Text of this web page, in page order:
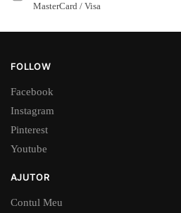
MasterCard / Visa
FOLLOW
Facebook
Instagram
Pinterest
Youtube
AJUTOR
Contul Meu